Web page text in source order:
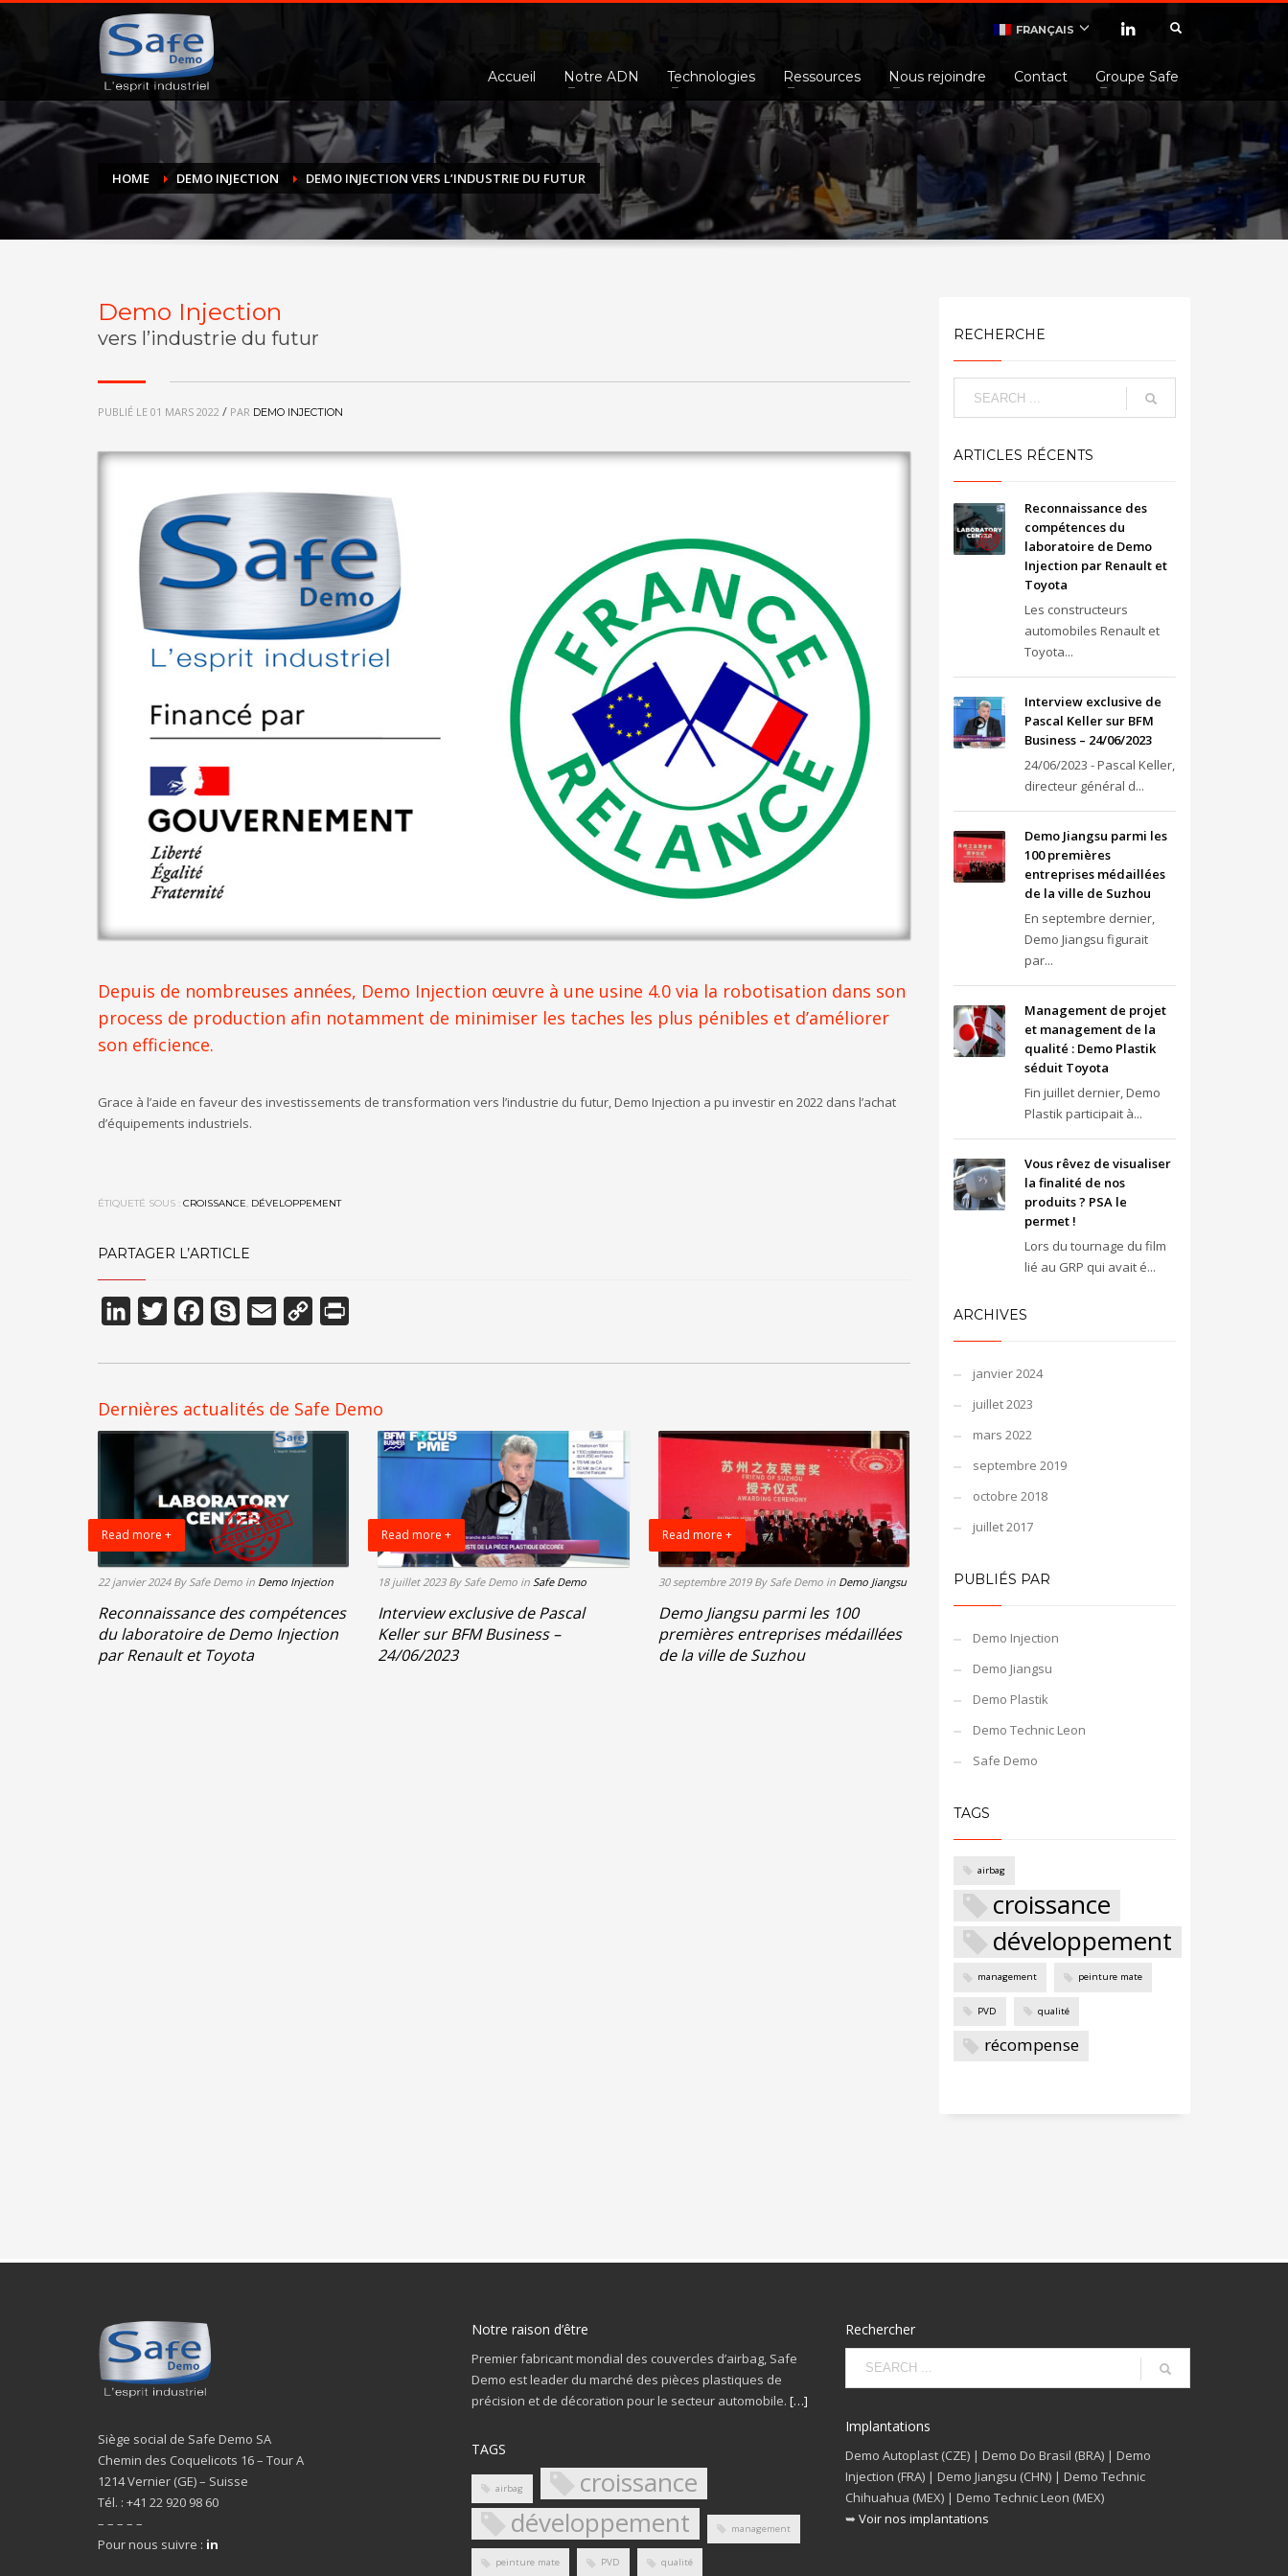
FRANÇAIS
Accueil Notre ADN Technologies Ressources Nous rejoindre Contact Groupe Safe
HOME DEMO INJECTION DEMO INJECTION VERS L’INDUSTRIE DU FUTUR
Demo Injection
vers l’industrie du futur
PUBLIÉ LE 01 MARS 2022 / PAR DEMO INJECTION
Depuis de nombreuses années, Demo Injection œuvre à une usine 4.0 via la robotisation dans son
process de production afin notamment de minimiser les taches les plus pénibles et d’améliorer
son efficience.
Grace à l’aide en faveur des investissements de transformation vers l’industrie du futur, Demo Injection a pu investir en 2022 dans l’achat
d’équipements industriels.
ÉTIQUETÉ SOUS : CROISSANCE, DÉVELOPPEMENT
PARTAGER L’ARTICLE
LinkedInTwitterFacebook
Skype Email
Copy
Dernières actualités de Safe Demo
Read more +
22 janvier 2024 By Safe Demo in Demo Injection
Reconnaissance des compétences
du laboratoire de Demo Injection
par Renault et Toyota
Read more +
18 juillet 2023 By Safe Demo in Safe Demo
Interview exclusive de Pascal
Keller sur BFM Business –
24/06/2023
Read more +
30 septembre 2019 By Safe Demo in Demo Jiangsu
Demo Jiangsu parmi les 100
premières entreprises médaillées
de la ville de Suzhou
RECHERCHE
ARTICLES RÉCENTS
Reconnaissance des
compétences du
laboratoire de Demo
Injection par Renault et
Toyota
Les constructeurs
automobiles Renault et
Toyota...
Interview exclusive de
Pascal Keller sur BFM
Business – 24/06/2023
24/06/2023 - Pascal Keller,
directeur général d...
Demo Jiangsu parmi les
100 premières
entreprises médaillées
de la ville de Suzhou
En septembre dernier,
Demo Jiangsu figurait
par...
Management de projet
et management de la
qualité : Demo Plastik
séduit Toyota
Fin juillet dernier, Demo
Plastik participait à...
Vous rêvez de visualiser
la finalité de nos
produits ? PSA le
permet !
Lors du tournage du film
lié au GRP qui avait é...
ARCHIVES
janvier 2024
juillet 2023
mars 2022
septembre 2019
octobre 2018
juillet 2017
PUBLIÉS PAR
Demo Injection
Demo Jiangsu
Demo Plastik
Demo Technic Leon
Safe Demo
TAGS
airbag
croissance
développement
management peinture mate
PVD qualité
récompense
Siège social de Safe Demo SA
Chemin des Coquelicots 16 – Tour A
1214 Vernier (GE) – Suisse
Tél. : +41 22 920 98 60
– – – – –
Pour nous suivre : in
Notre raison d’être
Premier fabricant mondial des couvercles d’airbag, Safe
Demo est leader du marché des pièces plastiques de
précision et de décoration pour le secteur automobile. […]
TAGS
airbag
croissance
développement
management
peinture mate PVD qualité
Rechercher
Implantations
Demo Autoplast (CZE) | Demo Do Brasil (BRA) | Demo
Injection (FRA) | Demo Jiangsu (CHN) | Demo Technic
Chihuahua (MEX) | Demo Technic Leon (MEX)
➥ Voir nos implantations